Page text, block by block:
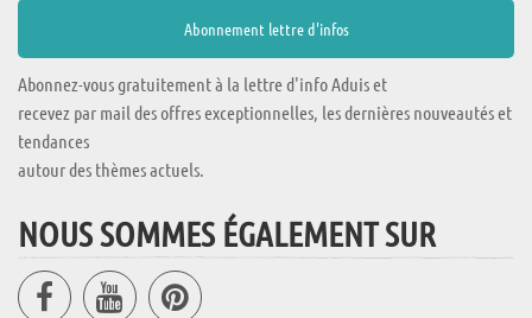
Abonnez-vous gratuitement à la lettre d'info Aduis et
recevez par mail des offres exceptionnelles, les dernières nouveautés et
tendances
autour des thèmes actuels.
NOUS SOMMES ÉGALEMENT SUR